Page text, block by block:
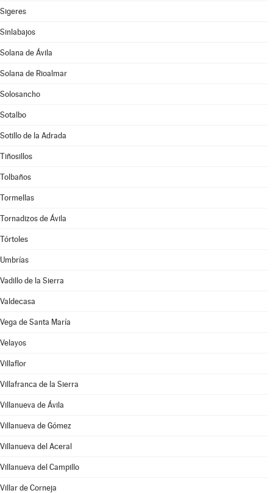
Sigeres
Sinlabajos
Solana de Ávila
Solana de Rioalmar
Solosancho
Sotalbo
Sotillo de la Adrada
Tiñosillos
Tolbaños
Tormellas
Tornadizos de Ávila
Tórtoles
Umbrías
Vadillo de la Sierra
Valdecasa
Vega de Santa María
Velayos
Villaflor
Villafranca de la Sierra
Villanueva de Ávila
Villanueva de Gómez
Villanueva del Aceral
Villanueva del Campillo
Villar de Corneja